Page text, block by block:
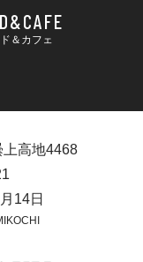
＆カフェ
上高地4468
14日